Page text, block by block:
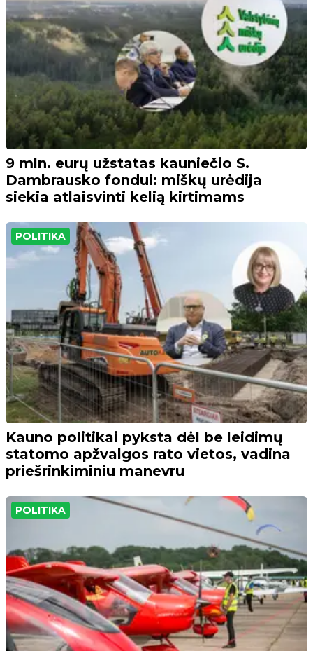
9 mln. eurų užstatas kauniečio S.
Dambrausko fondui: miškų urėdija
siekia atlaisvinti kelią kirtimams
POLITIKA
Kauno politikai pyksta dėl be leidimų
statomo apžvalgos rato vietos, vadina
priešrinkiminiu manevru
POLITIKA